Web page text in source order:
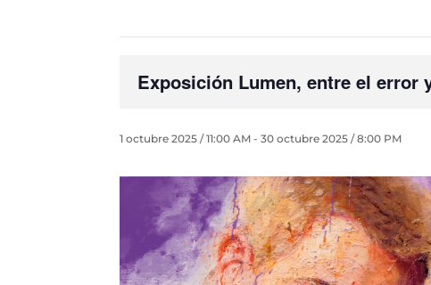
Exposición Lumen, entre el error
1 octubre 2025 / 11:00 AM -30 octubre 2025 / 8:00 PM